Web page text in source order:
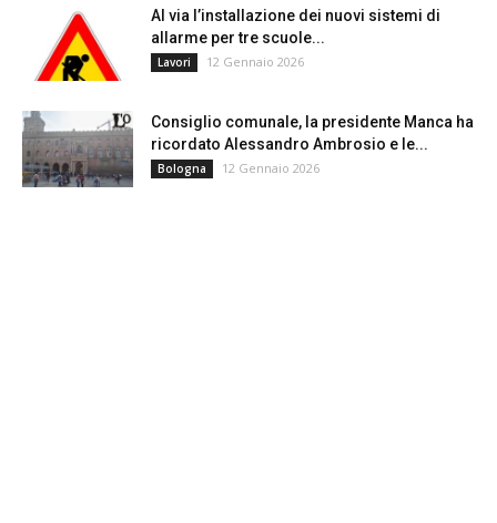
Al via l’installazione dei nuovi sistemi di
allarme per tre scuole...
Lavori 12 Gennaio 2026
Consiglio comunale, la presidente Manca ha
ricordato Alessandro Ambrosio e le...
Bologna 12 Gennaio 2026